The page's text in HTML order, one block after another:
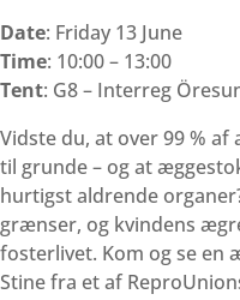
Date: Friday 13 June
Time: 10:00 – 13:00
Tent: G8 – Interreg
Vidste du, at over 99 %
til grunde – og at
hurtigst aldrende
grænser, og kvindens
fosterlivet. Kom og se en
Stine fra et af